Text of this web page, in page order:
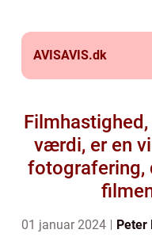
AVISAVIS.dk
værdi, er en
fotografering,
01 januar 2024 Peter